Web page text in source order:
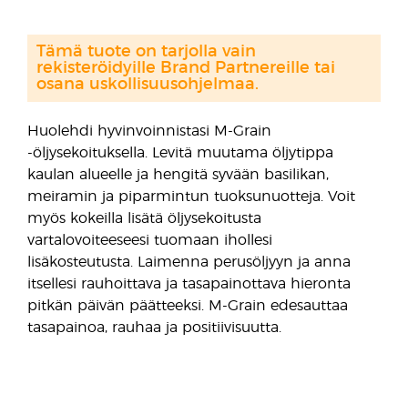
Huolehdi hyvinvoinnistasi M-Grain
-öljysekoituksella. Levitä muutama öljytippa
kaulan alueelle ja hengitä syvään basilikan,
meiramin ja piparmintun tuoksunuotteja. Voit
myös kokeilla lisätä öljysekoitusta
vartalovoiteeseesi tuomaan ihollesi
lisäkosteutusta. Laimenna perusöljyyn ja anna
itsellesi rauhoittava ja tasapainottava hieronta
pitkän päivän päätteeksi. M-Grain edesauttaa
tasapainoa, rauhaa ja positiivisuutta.
Tämä tuote on tarjolla vain
rekisteröidyille Brand Partnereille tai
osana uskollisuusohjelmaa.